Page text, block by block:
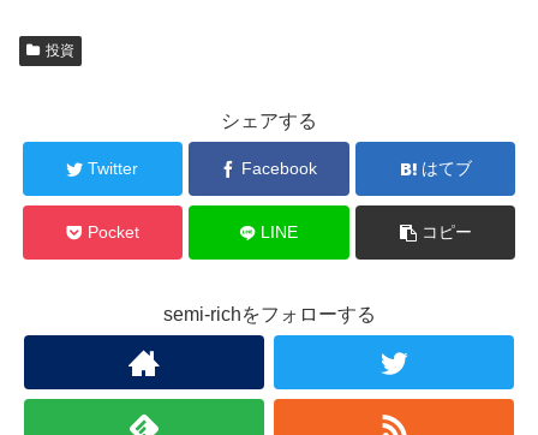
投資
シェアする
Twitter Facebook はてブ
Pocket LINE コピー
semi-richをフォローする